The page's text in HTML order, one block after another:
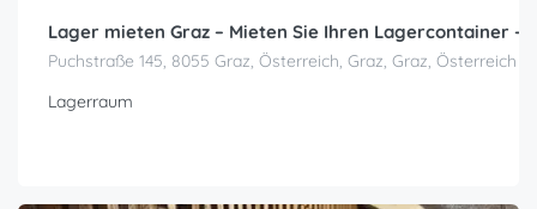
Lager mieten Graz – Mieten Sie Ihren Lagercontainer –
Puchstraße 145, 8055 Graz, Österreich, Graz, Graz, Österreich
Lagerraum